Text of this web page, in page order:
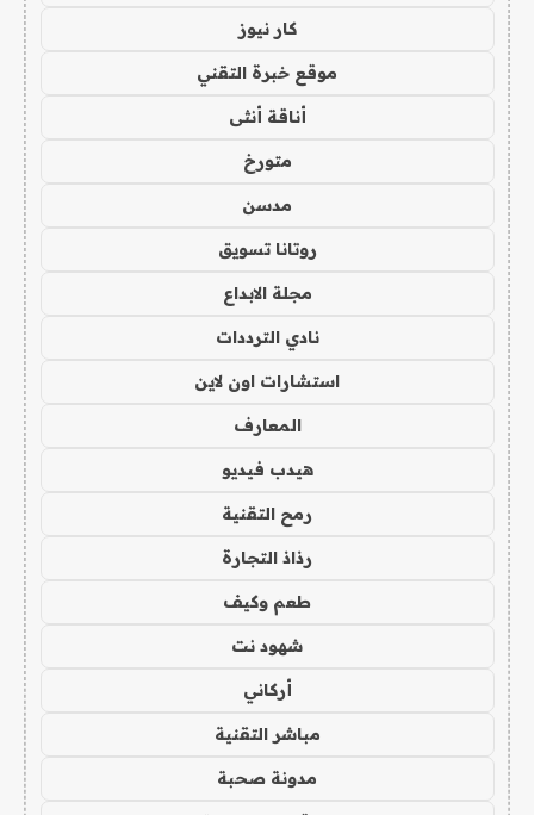
كار نيوز
موقع خبرة التقني
أناقة أنثى
متورخ
مدسن
روتانا تسويق
مجلة الابداع
نادي الترددات
استشارات اون لاين
المعارف
هيدب فيديو
رمح التقنية
رذاذ التجارة
طعم وكيف
شهود نت
أركاني
مباشر التقنية
مدونة صحبة